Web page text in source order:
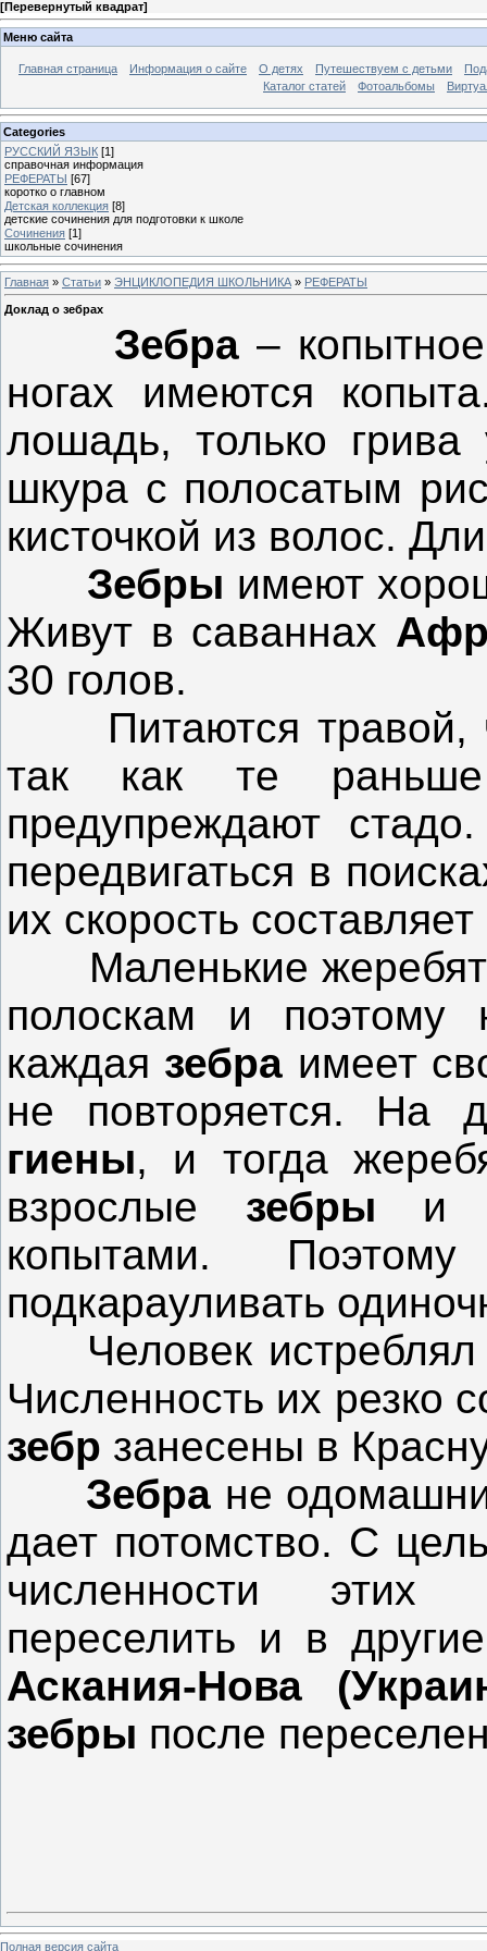
[Перевернутый квадрат]
Меню сайта
Главная страница Информация о сайте О детях Путешествуем с детьми
Каталог статей
Фотоальбомы
Categories
РУССКИЙ ЯЗЫК [1]
справочная информация
РЕФЕРАТЫ [67]
коротко о главном
Детская коллекция [8]
детские сочинения для подготовки к школе
Сочинения [1]
школьные сочинения
Главная » Статьи » ЭНЦИКЛОПЕДИЯ ШКОЛЬНИКА » РЕФЕРАТЫ
Доклад о зебрах
Зебра–
ногах имеются
лошадь, только
шкура с полосатым
кисточкой из волос.
Зебры имеют
Живут в саваннах
30 голов.
Питаются травой,
так как те
предупреждают
передвигаться в
их скорость
Маленькие
полоскам и поэтому
каждая зебра имеет
не повторяется. На
гиены, и тогда
взрослые зебры и
копытами.
подкарауливать
Человек
Численность их резко
зебр занесены в
Зебра не
дает потомство. С
численности
переселить и в
Аскания-Нова
зебры после
Полная версия сайта